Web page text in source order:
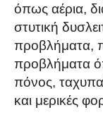
όπως αέρια,
στυτική
προβλήματα,
προβλήματα
πόνος,
και μερικές